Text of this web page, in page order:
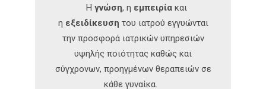
Η γνώση, η εμπειρία και
η εξειδίκευση του ιατρού εγγυώνται
την προσφορά ιατρικών υπηρεσιών
υψηλής ποιότητας καθώς και
σύγχρονων, προηγμένων θεραπειών σε
κάθε γυναίκα.